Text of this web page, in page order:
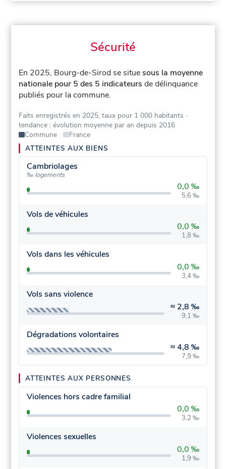
Sécurité
En 2025, Bourg-de-Sirod se situesous la moyenne
nationale pour 5 des 5 indicateurs de délinquance
publiés pour la commune.
Faits enregistrés en 2025, taux pour 1 000 habitants ·
tendance : évolution moyenne par an depuis 2016
Commune
France
ATTEINTES AUX BIENS
Cambriolages
‰ logements
0,0 ‰
5,6 ‰
Vols de véhicules
0,0 ‰
1,8 ‰
Vols dans les véhicules
0,0 ‰
3,4 ‰
Vols sans violence
≈ 2,8 ‰
9,1 ‰
Dégradations volontaires
≈4,8 ‰
7,9 ‰
ATTEINTES AUX PERSONNES
Violences hors cadre familial
0,0 ‰
3,2 ‰
Violences sexuelles
0,0 ‰
1,9 ‰